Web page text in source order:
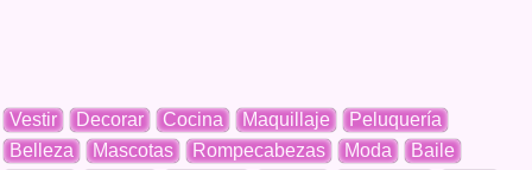
Vestir Decorar Cocina Maquillaje
Peluquería
Belleza
Mascotas Rompecabezas Moda
Baile